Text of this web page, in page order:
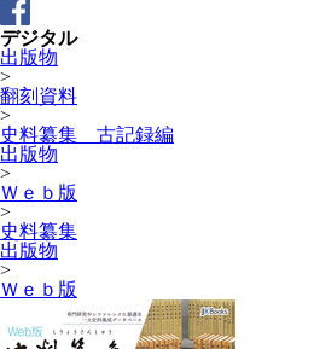
デジタル
出版物
>
翻刻資料
>
史料纂集 古記録編
出版物
>
Ｗｅｂ版
>
史料纂集
出版物
>
Ｗｅｂ版